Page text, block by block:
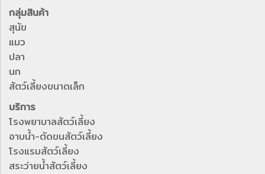
กลุ่มสินค้า
สุนัข
แมว
ปลา
นก
สัตว์เลี้ยงขนาดเล็ก
บริการ
โรงพยาบาลสัตว์เลี้ยง
อาบน้ำ-ตัดขนสัตว์เลี้ยง
โรงแรมสัตว์เลี้ยง
สระว่ายน้ำสัตว์เลี้ยง